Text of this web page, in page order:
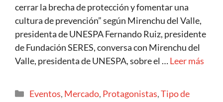
cerrar la brecha de protección y fomentar una
cultura de prevención” según Mirenchu del Valle,
presidenta de UNESPA Fernando Ruiz, presidente
de Fundación SERES, conversa con Mirenchu del
Valle, presidenta de UNESPA, sobre el …Leer más
Eventos, Mercado, Protagonistas,Tipo de